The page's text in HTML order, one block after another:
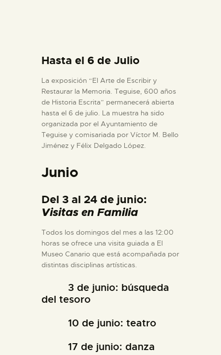
Hasta el 6 de Julio
La exposición “El Arte de Escribir y
Restaurar la Memoria. Teguise, 600 años
de Historia Escrita” permanecerá abierta
hasta el 6 de julio. La muestra ha sido
organizada por el Ayuntamiento de
Teguise y comisariada por Víctor M. Bello
Jiménez y Félix Delgado López.
Junio
Del 3 al 24 de junio:
Visitas en Familia
Todos los domingos del mes a las 12:00
horas se ofrece una visita guiada a El
Museo Canario que está acompañada por
distintas disciplinas artísticas.
3 de junio: búsqueda
del tesoro
10 de junio: teatro
17 de junio: danza